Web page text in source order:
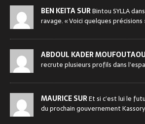
BEN KEITA SURBintou SYLLA
ravage. « Voici quelques précisions
ABDOUL KADER
recrute plusieurs profils dans
MAURICE SUREt si c’est lui le
du prochain gouvernement